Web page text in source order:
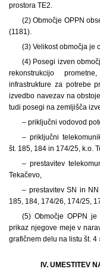
prostora TE2.
(2) Območje OPPN
(1181).
(3) Velikost območja je
(4) Posegi izven
rekonstrukcijo
infrastrukture za potrebe
izvedbo navezav na
tudi posegi na zemljišča
– priključni vodovod
– priključni
št. 185, 184 in 174/25, k.o.
– prestavitev
Tekačevo,
– prestavitev SN in
185, 184, 174/26, 174/25,
(5) Območje OPPN
prikaz njegove meje v
grafičnem delu na listu št.
IV. UMESTITEV